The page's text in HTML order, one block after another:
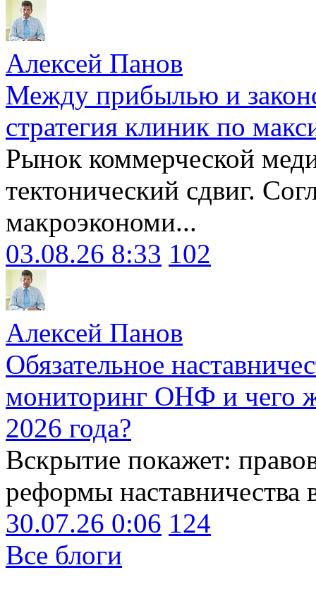
Алексей Панов
Между прибылью и
стратегия клиник по
Рынок коммерческой
тектонический сдвиг.
макроэкономи...
03.08.26 8:33 102
Алексей Панов
Обязательное
мониторинг ОНФ и чего
2026 года?
Вскрытие покажет:
реформы наставничества
30.07.26 0:06 124
Все блоги